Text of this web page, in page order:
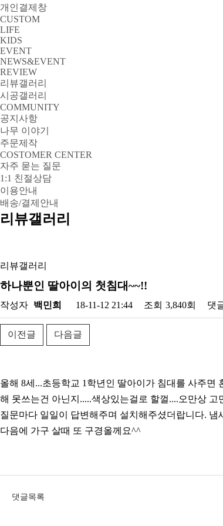
개인결제창
CUSTOM
LIFE
KIDS
EVENT
NEWS&EVENT
REVIEW
리뷰갤러리
시공갤러리
COMMUNITY
공지사항
나무 이야기
주문제작
COSTOMER CENTER
자주 묻는 질문
1:1 친절상담
이용안내
배송/결제안내
리뷰갤러리
리뷰갤러리
하나뿐인 딸아이의 첫침대~~!!
작성자 백민희 18-11-12 21:44 조회 3,840회 댓
이전글 다음글
올해 8세...초등학교 1학년인 딸아이가 침대를 사주
해 못쓰는건 아닌지.....색상있는걸로 할껄....오만상
질문마다 일일이 답변해주며 설치해주셨더랍니다.
다음에 가구 살때 또 구경올께요^^
댓글목록